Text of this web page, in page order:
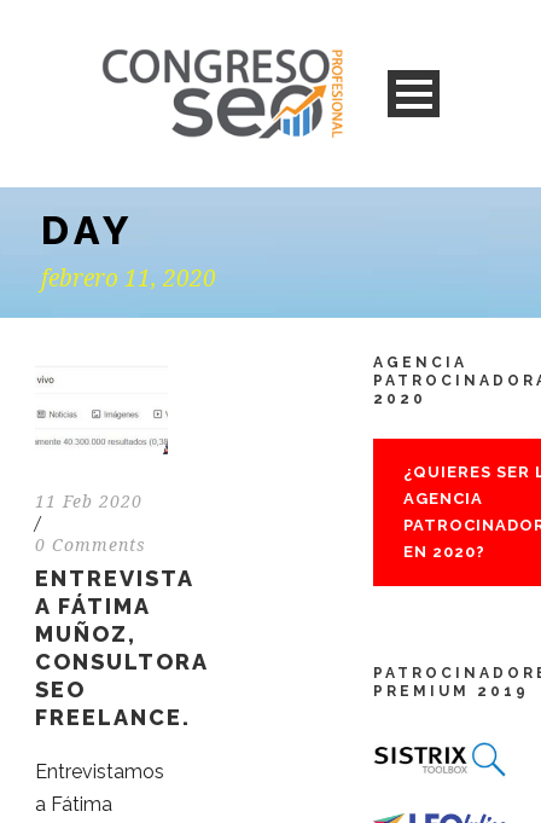
DAY
febrero 11, 2020
11 Feb 2020
/
0 Comments
ENTREVISTA
A FÁTIMA
MUÑOZ,
CONSULTORA
SEO
FREELANCE.
Entrevistamos
a Fátima
AGENCIA
2020
¿QUIERES SER
AGENCIA
EN 2020?
PREMIUM 2019